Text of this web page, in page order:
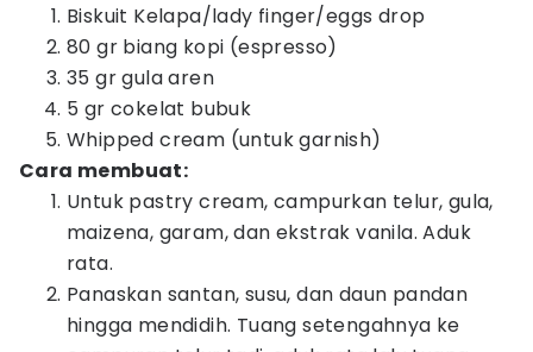
Biskuit Kelapa/lady finger/eggs drop
80 gr biang kopi (espresso)
35 gr gula aren
5 gr cokelat bubuk
Whipped cream (untuk garnish)
Cara membuat:
Untuk pastry cream, campurkan telur, gula,
maizena, garam, dan ekstrak vanila. Aduk
rata.
Panaskan santan, susu, dan daun pandan
hingga mendidih. Tuang setengahnya ke